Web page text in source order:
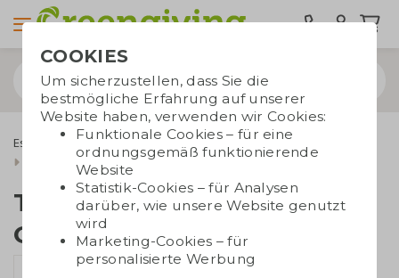
Essbare Werbegeschenke
Tony's Chocolonely
Tony's Chocolonely 50 Gr. doppelt
Tony's Chocolonely 50
Gr. doppelt
COOKIES
Um sicherzustellen, dass Sie die
bestmögliche Erfahrung auf unserer
Website haben, verwenden wir Cookies:
Funktionale Cookies – für eine
ordnungsgemäß funktionierende
Website
Statistik-Cookies – für Analysen
darüber, wie unsere Website genutzt
wird
Marketing-Cookies – für
personalisierte Werbung